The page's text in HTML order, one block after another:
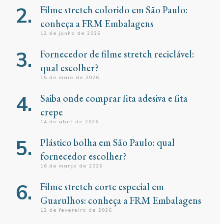
Filme stretch colorido em São Paulo:
conheça a FRM Embalagens
12 de junho de 2026
Fornecedor de filme stretch reciclável:
qual escolher?
15 de maio de 2026
Saiba onde comprar fita adesiva e fita
crepe
14 de abril de 2026
Plástico bolha em São Paulo: qual
fornecedor escolher?
16 de março de 2026
Filme stretch corte especial em
Guarulhos: conheça a FRM Embalagens
12 de fevereiro de 2026